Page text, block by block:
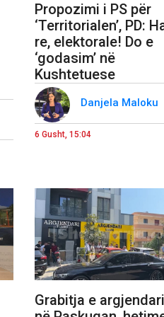
Propozimi i PS për
‘Territorialen’, PD:
re, elektorale! Do e
‘godasim’ në
Kushtetuese
Danjela Maloku
6 Gusht, 15:04
Grabitja e